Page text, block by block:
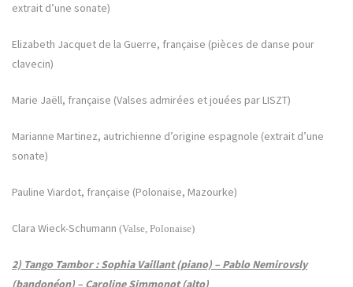
extrait d’une sonate)
Elizabeth Jacquet de la Guerre, française (pièces de danse pour
clavecin)
Marie Jaëll, française (Valses admirées et jouées par LISZT)
Marianne Martinez, autrichienne d’origine espagnole (extrait d’une
sonate)
Pauline Viardot, française (Polonaise, Mazourke)
Clara Wieck-Schumann (Valse, Polonaise)
2) Tango Tambor : Sophia Vaillant (piano) – Pablo Nemirovsly
(bandonéon) – Caroline Simmonot (alto)